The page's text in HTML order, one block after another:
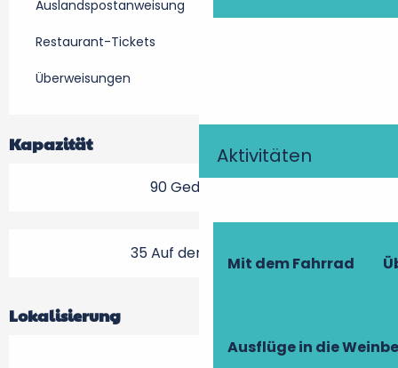
Aktivitäten
Mit dem Fahrrad
Ausflüge in die
Auslandspostanweisung
Restaurant-Tickets
Überweisungen
Kapazität
90 Gedeck(e)
35 Auf der Terrasse
Lokalisierung